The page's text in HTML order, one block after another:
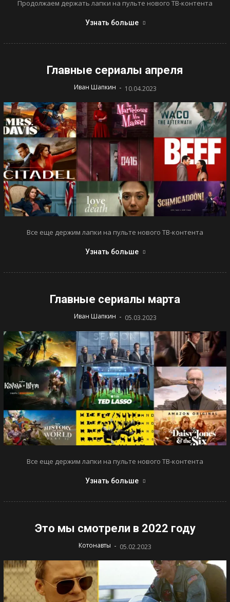
Продолжаем держать лапки на пульте нового ТВ-контента
Узнать больше
Главные сериалы апреля
Иван Шапкин - 10.04.2023
Все еще держим лапки на пульте нового ТВ-контента
Узнать больше
Главные сериалы марта
Иван Шапкин - 05.03.2023
Все еще держим лапки на пульте нового ТВ-контента
Узнать больше
Это мы смотрели в 2022 году
Котонавты - 05.02.2023